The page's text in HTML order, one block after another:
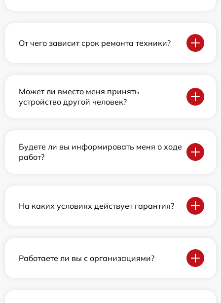
От чего зависит срок ремонта техники?
Может ли вместо меня принять
устройство другой человек?
Будете ли вы информировать меня о ходе
работ?
На каких условиях действует гарантия?
Работаете ли вы с организациями?